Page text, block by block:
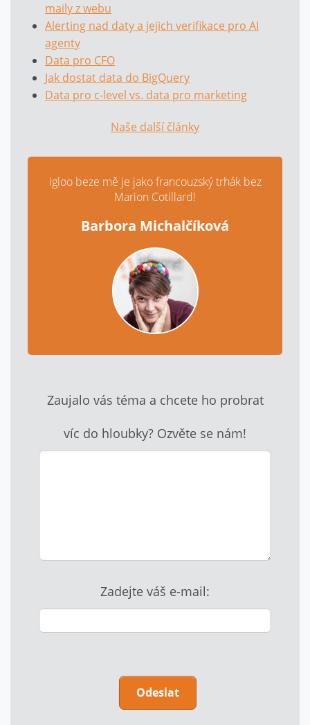
maily z webu
Alerting nad daty a jejich verifikace pro AI
agenty
Data pro CFO
Jak dostat data do BigQuery
Data pro c-level vs. data pro marketing
Naše další články
igloo beze mě je jako francouzský trhák bez
Marion Cotillard!
Barbora Michalčíková
Zaujalo vás téma a chcete ho probrat
víc do hloubky? Ozvěte se nám!
Zadejte váš e-mail: